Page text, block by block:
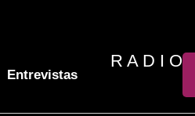
Entrevistas
R A D I O